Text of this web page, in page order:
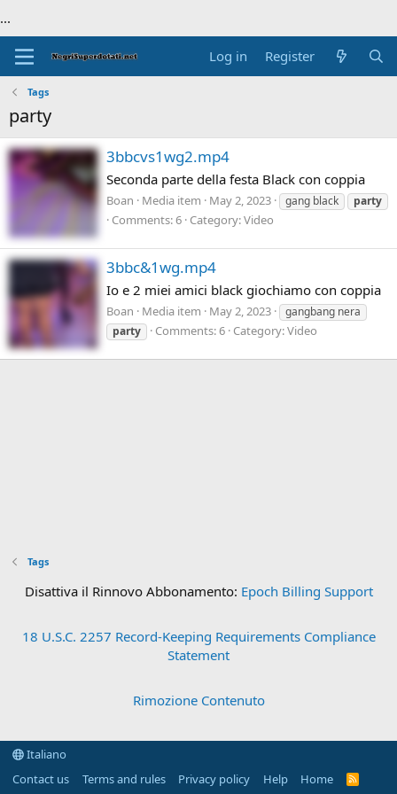
...
Log in Register
Tags
party
3bbcvs1wg2.mp4
Seconda parte della festa Black con coppia
Boan Media item May 2, 2023 gang black party
Comments: 6 Category: Video
3bbc&1wg.mp4
Io e 2 miei amici black giochiamo con coppia
Boan Media item May 2, 2023
gangbang nera
party
Comments: 6 Category: Video
Tags
Disattiva il Rinnovo Abbonamento: Epoch Billing Support
18 U.S.C. 2257 Record-Keeping Requirements Compliance
Statement
Rimozione Contenuto
Italiano
Contact us
Terms and rules Privacy policy Help Home
R